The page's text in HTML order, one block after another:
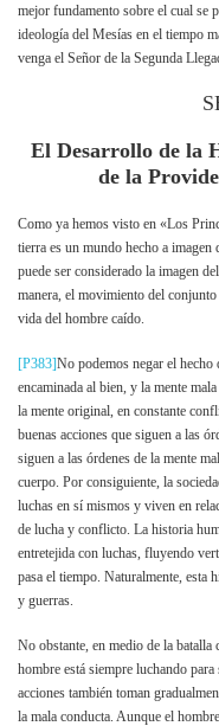
mejor fundamento sobre el cual se
ideología del Mesías en el tiempo
venga el Señor de la Segunda
El Desarrollo de la
de la
Como ya hemos visto en «Los
tierra es un mundo hecho a
puede ser considerado la imagen
manera, el movimiento del
vida del hombre caído.
[P383]No podemos negar el hecho
encaminada al bien, y la mente
la mente original, en constante
buenas acciones que siguen a las
siguen a las órdenes de la mente
cuerpo. Por consiguiente, la
luchas en sí mismos y viven en
de lucha y conflicto. La historia
entretejida con luchas, fluyendo
pasa el tiempo. Naturalmente, esta
y guerras.
No obstante, en medio de la batalla
hombre está siempre luchando
acciones también toman
la mala conducta. Aunque el